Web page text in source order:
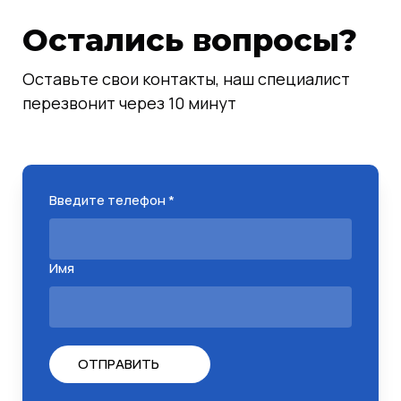
Остались вопросы?
Оставьте свои контакты, наш специалист
перезвонит через 10 минут
Введите телефон *
Имя
ОТПРАВИТЬ